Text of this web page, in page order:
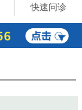
快速问诊